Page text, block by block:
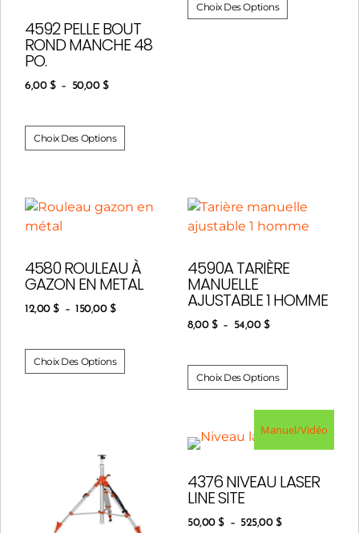
4592 PELLE BOUT
ROND MANCHE 48
PO.
6,00 $ – 50,00 $
Choix Des Options
Choix Des Options
4580 ROULEAU À
GAZON EN METAL
12,00$ – 150,00 $
Choix Des Options
4590A TARIÈRE
MANUELLE
AJUSTABLE 1 HOMME
8,00 $ – 54,00 $
Choix Des Options
Manuel/Vidéo
4376 NIVEAU LASER
LINE SITE
50,00$ – 525,00 $